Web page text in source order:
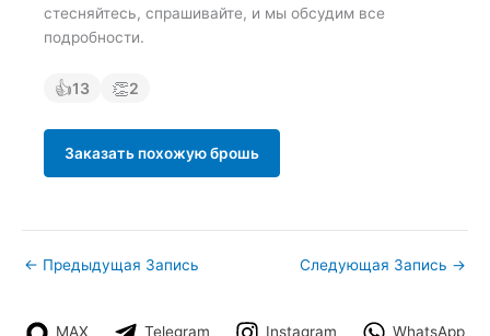
стесняйтесь, спрашивайте, и мы обсудим все
подробности.
👍13 👏2
Заказать похожую брошь
← Предыдущая Запись Следующая Запись →
MAX Telegram Instagram WhatsApp